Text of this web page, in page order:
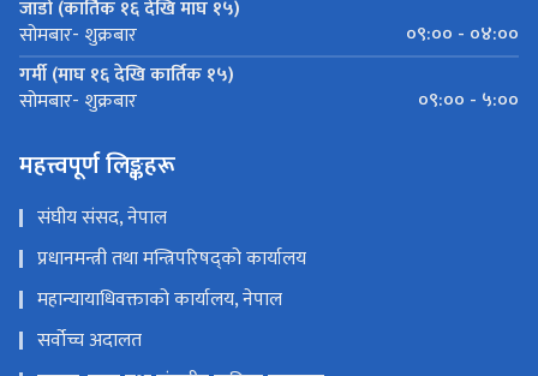
जाडो (कार्तिक १६ देखि माघ १५)
सोमबार- शुक्रबार
०९:०० - ०४:००
गर्मी (माघ १६ देखि कार्तिक १५)
सोमबार- शुक्रबार ०९:०० - ५:००
महत्त्वपूर्ण लिङ्कहरू
संघीय संसद, नेपाल
प्रधानमन्त्री तथा मन्त्रिपरिषद्को कार्यालय
महान्यायाधिवक्ताको कार्यालय, नेपाल
सर्वोच्च अदालत